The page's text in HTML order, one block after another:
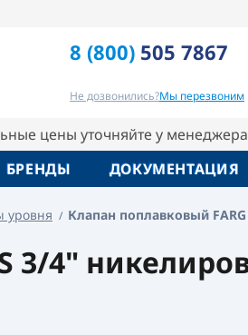
8 (800) 505 7867
Не дозвонились?Мы перезвоним
цены уточняйте у
БРЕНДЫ ДОКУМЕНТАЦИЯ
уровня Клапан поплавковый FARG
3/4"
Вопрос-ответ